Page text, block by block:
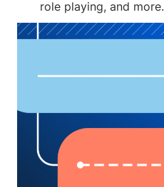
role playing, and more.